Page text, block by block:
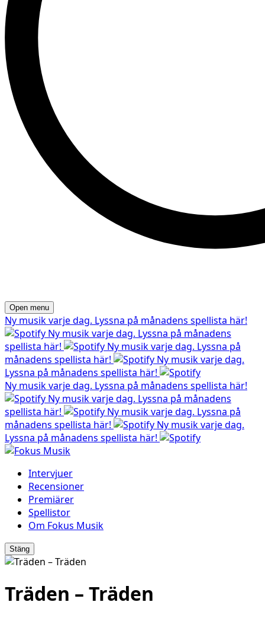
Open menu
Ny musik varje dag. Lyssna på månadens spellista här!
Ny musik varje dag. Lyssna på månadens
spellista här!
Ny musik varje dag. Lyssna på
månadens spellista här!
Ny musik varje dag.
Lyssna på månadens spellista här!
Ny musik varje dag. Lyssna på månadens spellista här!
Ny musik varje dag. Lyssna på månadens
spellista här!
Ny musik varje dag. Lyssna på
månadens spellista här!
Ny musik varje dag.
Lyssna på månadens spellista här!
Intervjuer
Recensioner
Premiärer
Spellistor
Om Fokus Musik
Stäng
Träden – Träden